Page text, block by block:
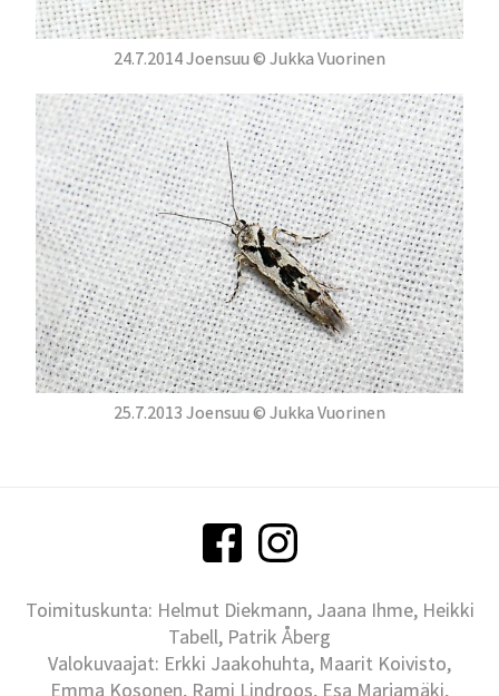
24.7.2014 Joensuu © Jukka Vuorinen
25.7.2013 Joensuu © Jukka Vuorinen
Toimituskunta: Helmut Diekmann, Jaana Ihme, Heikki
Tabell, Patrik Åberg
Valokuvaajat: Erkki Jaakohuhta, Maarit Koivisto,
Emma Kosonen, Rami Lindroos, Esa Marjamäki,